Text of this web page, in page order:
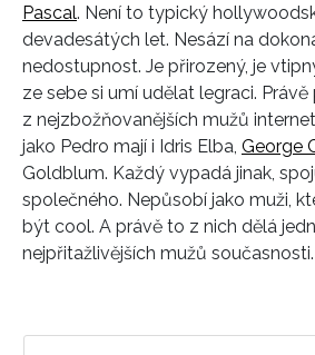
Pascal. Není to typický
devadesátých let. Nesází na
nedostupnost. Je přirozený, je
ze sebe si umí udělat legraci.
z nejzbožňovanějších mužů
jako Pedro mají i Idris Elba, George
Goldblum. Každý vypadá jinak,
společného. Nepůsobí jako muži,
být cool. A právě to z nich dělá
nejpřitažlivějších mužů současnosti.